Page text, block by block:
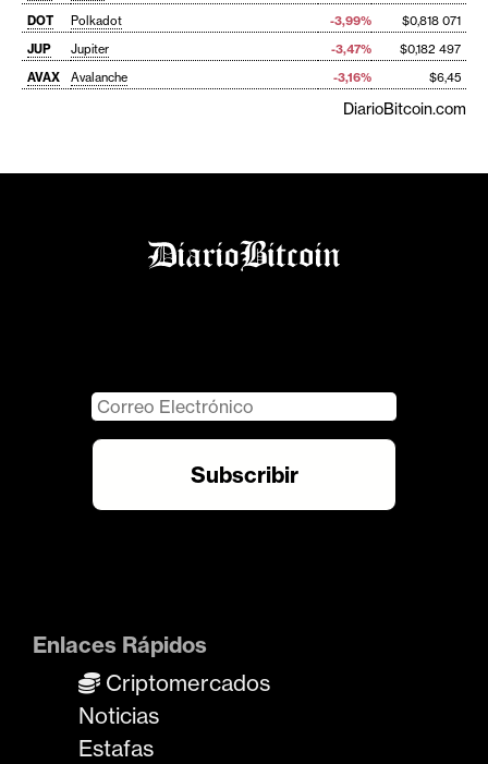
DOT
Polkadot -3,99%
$0,818 071
JUP
Jupiter -3,47%
$0,182 497
AVAX
Avalanche -3,16% $6,45
DiarioBitcoin.com
Enlaces Rápidos
Criptomercados
Noticias
Estafas